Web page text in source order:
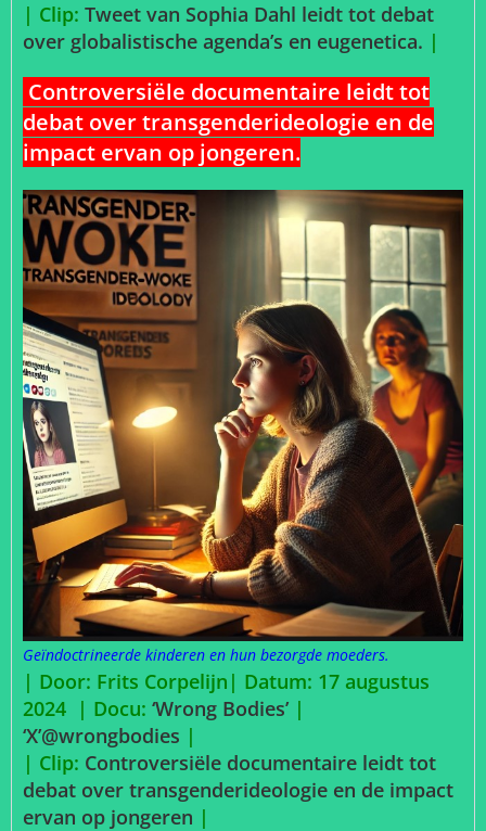
| Clip: Tweet van Sophia Dahl leidt tot debat
over globalistische agenda’s en eugenetica. |
Controversiële documentaire leidt tot
debat over transgenderideologie en de
impact ervan op jongeren.
Geïndoctrineerde kinderen en hun bezorgde moeders.
| Door: Frits Corpelijn| Datum: 17 augustus
2024 | Docu: ‘Wrong Bodies’ |
‘X’@wrongbodies |
| Clip: Controversiële documentaire leidt tot
debat over transgenderideologie en de impact
ervan op jongeren |